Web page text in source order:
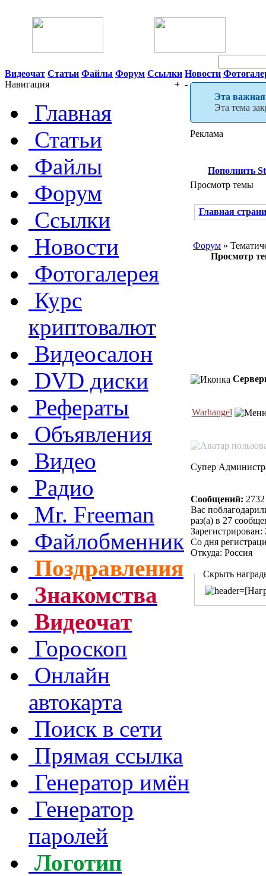
Видеочат Статьи Файлы Форум Ссылки Новости
Навигация
+ -
Главная
Статьи
Файлы
Форум
Ссылки
Новости
Фотогалерея
Курс
криптовалют
Видеосалон
DVD диски
Рефераты
Объявления
Видео
Радио
Mr. Freeman
Файлобменник
Поздравления
Знакомства
Видеочат
Гороскоп
Онлайн
автокарта
Поиск в сети
Прямая ссылка
Генератор имён
Генератор
паролей
Логотип
Эта
Эта тема
Реклама
Пополнить
Просмотр темы
Главная
Форум »
Просмотр
Warhangel
Супер
Сообщений: 2732
Вас
раз(а) в 27
Зарегистрирован:
Со дня
Откуда: Россия
Скрыть